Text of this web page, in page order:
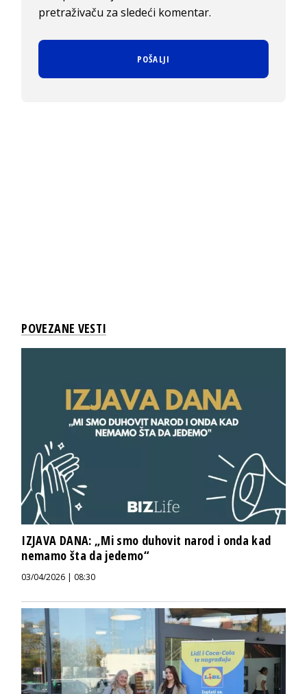
pretraživaču za sledeći komentar.
POVEZANE VESTI
IZJAVA DANA: „Mi smo duhovit narod i onda kad
nemamo šta da jedemo“
03/04/2026 | 08:30